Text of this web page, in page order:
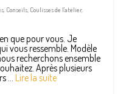
, Conseils, Coulisses de l'atelier,
que pour vous. Je
vous ressemble. Modèle
recherchons ensemble
Après plusieurs
… Lire la suite